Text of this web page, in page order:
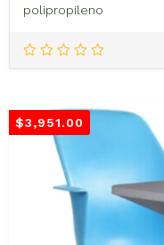
polipropileno
$3,951.00